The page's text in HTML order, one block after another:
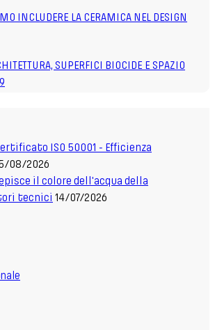
INCLUDERE LA CERAMICA NEL DESIGN
SUPERFICI BIOCIDE E SPAZIO
ISO 50001 - Efficienza
08/2026
il colore dell'acqua della
tecnici 14/07/2026